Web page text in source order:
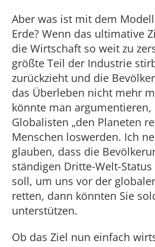
Aber was ist mit dem
Erde? Wenn das ultimative
die Wirtschaft so weit zu
größte Teil der Industrie
zurückzieht und die
das Überleben nicht mehr
könnte man argumentieren,
Globalisten „den Planeten
Menschen loswerden. Ich
glauben, dass die
ständigen Dritte-Welt-
soll, um uns vor der
retten, dann könnten Sie
unterstützen.
Ob das Ziel nun einfach